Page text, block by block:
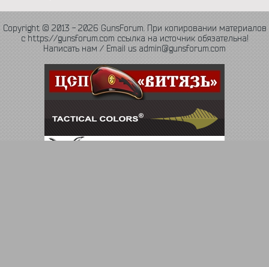
Copyright © 2013 - 2026 GunsForum. При копировании материалов
с https://gunsforum.com ссылка на источник обязательна!
Написать нам / Email us admin@gunsforum.com